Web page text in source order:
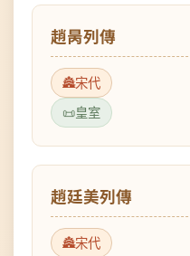
宋代
皇室
趙廷美列傳
宋代
皇室